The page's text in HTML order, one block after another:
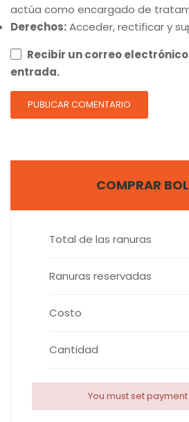
actúa como encargado de
Derechos:Acceder, rectificar y
Recibir un correo
entrada.
COMPRAR
Total de las ranuras
Ranuras reservadas
Costo
Cantidad
You must set